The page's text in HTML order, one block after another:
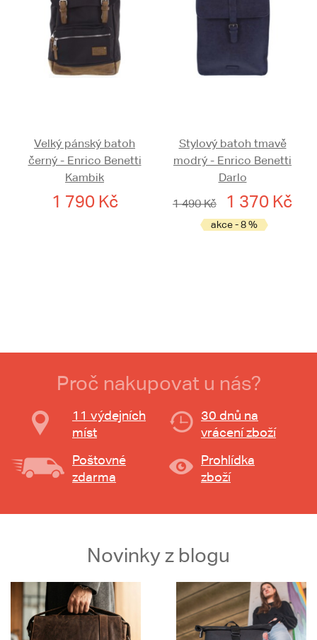
Velký pánský batoh
černý - Enrico Benetti
Kambik
1 790 Kč
Stylový batoh tmavě
modrý - Enrico Benetti
Darlo
1 490 Kč
1 370 Kč
akce - 8 %
Proč nakupovat u nás?
11 výdejních
míst
30 dnů na
vrácení zboží
Poštovné
zdarma
Prohlídka
zboží
Novinky z blogu